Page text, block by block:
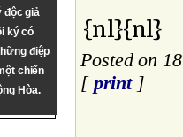
độc giả
ký có
điệp
chiến
Hòa.
{nl}{nl}
Posted on
[ print]